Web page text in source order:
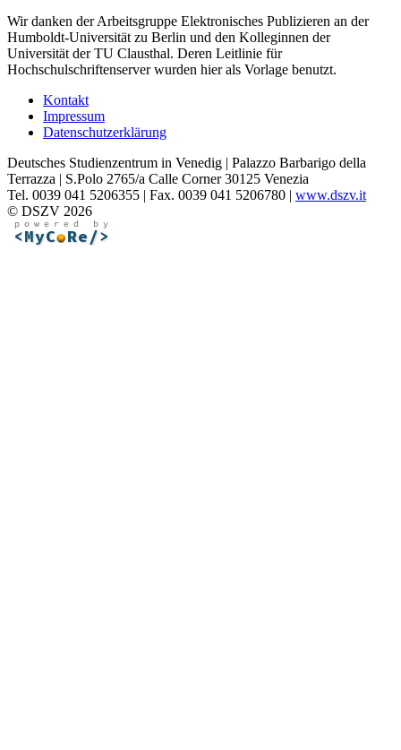
Wir danken der Arbeitsgruppe Elektronisches Publizieren an der
Humboldt-Universität zu Berlin und den Kolleginnen der
Universität der TU Clausthal. Deren Leitlinie für
Hochschulschriftenserver wurden hier als Vorlage benutzt.
Kontakt
Impressum
Datenschutzerklärung
Deutsches Studienzentrum in Venedig | Palazzo Barbarigo della
Terrazza | S.Polo 2765/a Calle Corner 30125 Venezia
Tel. 0039 041 5206355 | Fax. 0039 041 5206780 | www.dszv.it
© DSZV 2026